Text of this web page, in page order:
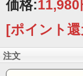
リバーシブルで
シルクなら
しかも、手洗いがで
価格:11,980
[ポイント
注文